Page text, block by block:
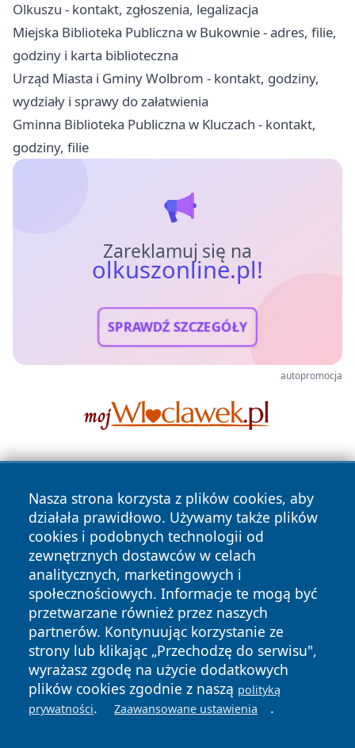
Olkuszu - kontakt, zgłoszenia, legalizacja
Miejska Biblioteka Publiczna w Bukownie - adres, filie,
godziny i karta biblioteczna
Urząd Miasta i Gminy Wolbrom - kontakt, godziny,
wydziały i sprawy do załatwienia
Gminna Biblioteka Publiczna w Kluczach - kontakt,
godziny, filie
Zareklamuj się na
olkuszonline.pl!
SPRAWDŹ SZCZEGÓŁY
autopromocja
Nasza strona korzysta z plików cookies, aby
działała prawidłowo. Używamy także plików
cookies i podobnych technologii od
zewnętrznych dostawców w celach
analitycznych, marketingowych i
społecznościowych. Informacje te mogą być
przetwarzane również przez naszych
partnerów. Kontynuując korzystanie ze
strony lub klikając „Przechodzę do serwisu",
wyrażasz zgodę na użycie dodatkowych
plików cookies zgodnie z naszą polityką
prywatności. Zaawansowane ustawienia .
Copyright © 2026 olkuszonline.pl Wszystkie prawa
zastrzeżone.
News Autorzy
Polityka
Prywatności
Polityka
Cookies